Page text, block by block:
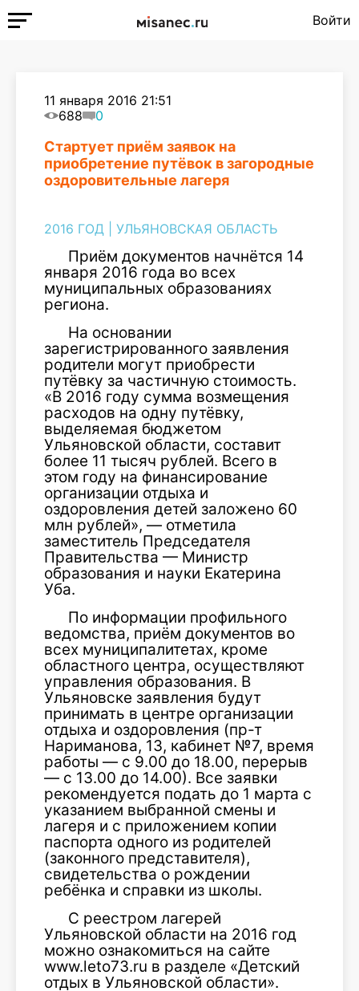
Войти
11 января 2016 21:51
688
0
Стартует приём заявок на
приобретение путёвок в загородные
оздоровительные лагеря
2016 ГОД УЛЬЯНОВСКАЯ ОБЛАСТЬ
Приём документов начнётся 14
января 2016 года во всех
муниципальных образованиях
региона.
На основании
зарегистрированного заявления
родители могут приобрести
путёвку за частичную стоимость.
«В 2016 году сумма возмещения
расходов на одну путёвку,
выделяемая бюджетом
Ульяновской области, составит
более 11 тысяч рублей. Всего в
этом году на финансирование
организации отдыха и
оздоровления детей заложено 60
млн рублей», — отметила
заместитель Председателя
Правительства — Министр
образования и науки Екатерина
Уба.
По информации профильного
ведомства, приём документов во
всех муниципалитетах, кроме
областного центра, осуществляют
управления образования. В
Ульяновске заявления будут
принимать в центре организации
отдыха и оздоровления (пр-т
Нариманова, 13, кабинет №7, время
работы — с 9.00 до 18.00, перерыв
— с 13.00 до 14.00). Все заявки
рекомендуется подать до 1 марта с
указанием выбранной смены и
лагеря и с приложением копии
паспорта одного из родителей
(законного представителя),
свидетельства о рождении
ребёнка и справки из школы.
С реестром лагерей
Ульяновской области на 2016 год
можно ознакомиться на сайте
www.leto73.ru в разделе «Детский
отдых в Ульяновской области».